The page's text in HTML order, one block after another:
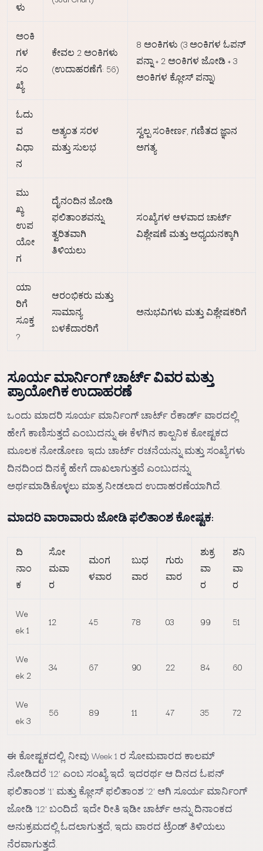
ಳು
ಅಂಕಿ
ಗಳ
ಸಂ
ಖ್ಯೆ
ಕೇವಲ 2 ಅಂಕಿಗಳು
(ಉದಾಹರಣೆಗೆ: 56)
8 ಅಂಕಿಗಳು (3 ಅಂಕಿಗಳ ಓಪನ್
ಪನ್ನಾ + 2 ಅಂಕಿಗಳ ಜೋಡಿ + 3
ಅಂಕಿಗಳ ಕ್ಲೋಸ್ ಪನ್ನಾ)
ಓದು
ವ
ವಿಧಾ
ನ
ಅತ್ಯಂತ ಸರಳ
ಮತ್ತು ಸುಲಭ
ಸ್ವಲ್ಪ ಸಂಕೀರ್ಣ, ಗಣಿತದ ಜ್ಞಾನ
ಅಗತ್ಯ
ಮು
ಖ್ಯ
ಉಪ
ಯೋ
ಗ
ದೈನಂದಿನ ಜೋಡಿ
ಫಲಿತಾಂಶವನ್ನು
ತ್ವರಿತವಾಗಿ
ತಿಳಿಯಲು
ಸಂಖ್ಯೆಗಳ ಆಳವಾದ ಚಾರ್ಟ್
ವಿಶ್ಲೇಷಣೆ ಮತ್ತು ಅಧ್ಯಯನಕ್ಕಾಗಿ
ಯಾ
ರಿಗೆ
ಸೂಕ್ತ
?
ಆರಂಭಿಕರು ಮತ್ತು
ಸಾಮಾನ್ಯ
ಬಳಕೆದಾರರಿಗೆ
ಅನುಭವಿಗಳು ಮತ್ತು ವಿಶ್ಲೇಷಕರಿಗೆ
ಸೂರ್ಯ ಮಾರ್ನಿಂಗ್ ಚಾರ್ಟ್ ವಿವರ ಮತ್ತು
ಪ್ರಾಯೋಗಿಕ ಉದಾಹರಣೆ
ಒಂದು ಮಾದರಿ ಸೂರ್ಯ ಮಾರ್ನಿಂಗ್ ಚಾರ್ಟ್ ರೆಕಾರ್ಡ್ ವಾರದಲ್ಲಿ
ಹೇಗೆ ಕಾಣಿಸುತ್ತದೆ ಎಂಬುದನ್ನು ಈ ಕೆಳಗಿನ ಕಾಲ್ಪನಿಕ ಕೋಷ್ಟಕದ
ಮೂಲಕ ನೋಡೋಣ. ಇದು ಚಾರ್ಟ್ ರಚನೆಯನ್ನು ಮತ್ತು ಸಂಖ್ಯೆಗಳು
ದಿನದಿಂದ ದಿನಕ್ಕೆ ಹೇಗೆ ದಾಖಲಾಗುತ್ತವೆ ಎಂಬುದನ್ನು
ಅರ್ಥಮಾಡಿಕೊಳ್ಳಲು ಮಾತ್ರ ನೀಡಲಾದ ಉದಾಹರಣೆಯಾಗಿದೆ.
ಮಾದರಿ ವಾರಾವಾರು ಜೋಡಿ ಫಲಿತಾಂಶ ಕೋಷ್ಟಕ:
ದಿ
ನಾಂ
ಕ
ಸೋ
ಮವಾ
ರ
ಮಂಗ
ಳವಾರ
ಬುಧ
ವಾರ
ಗುರು
ವಾರ
ಶುಕ್ರ
ವಾ
ರ
ಶನಿ
ವಾ
ರ
We
ek 1
12 45 78 03 99 51
We
ek 2
34 67 90 22 84 60
We
ek 3
56 89 11 47 35 72
ಈ ಕೋಷ್ಟಕದಲ್ಲಿ, ನೀವು Week 1 ರ ಸೋಮವಾರದ ಕಾಲಮ್
ನೋಡಿದರೆ '12' ಎಂಬ ಸಂಖ್ಯೆ ಇದೆ. ಇದರರ್ಥ ಆ ದಿನದ ಓಪನ್
ಫಲಿತಾಂಶ '1' ಮತ್ತು ಕ್ಲೋಸ್ ಫಲಿತಾಂಶ '2' ಆಗಿ ಸೂರ್ಯ ಮಾರ್ನಿಂಗ್
ಜೋಡಿ '12' ಬಂದಿದೆ. ಇದೇ ರೀತಿ ಇಡೀ ಚಾರ್ಟ್ ಅನ್ನು ದಿನಾಂಕದ
ಅನುಕ್ರಮದಲ್ಲಿ ಓದಲಾಗುತ್ತದೆ, ಇದು ವಾರದ ಟ್ರೆಂಡ್ ತಿಳಿಯಲು
ನೆರವಾಗುತ್ತದೆ.